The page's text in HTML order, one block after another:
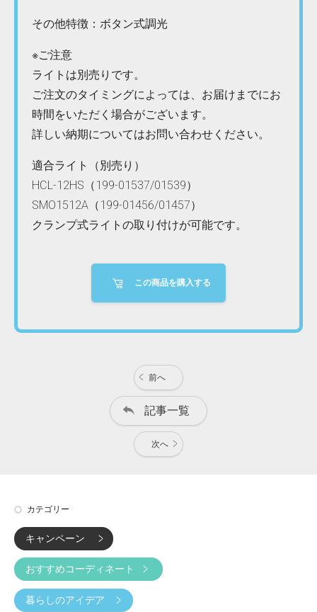
その他特徴：ボタン式調光
※ご注意
ライトは別売りです。
ご注文のタイミングによっては、お届けまでにお
時間をいただく場合がございます。
詳しい納期についてはお問い合わせください。
適合ライト（別売り）
HCL-12HS（199-01537/01539）
SMO1512A（199-01456/01457）
クランプ式ライトの取り付けが可能です。
この商品を購入する
前へ
記事一覧
次へ
カテゴリー
キャンペーン
おすすめコーディネート
暮らしのアイデア